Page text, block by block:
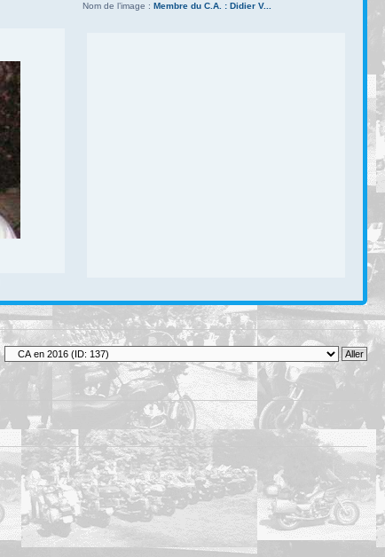
Nom de l’image : Membre du C.A. : Didier V...